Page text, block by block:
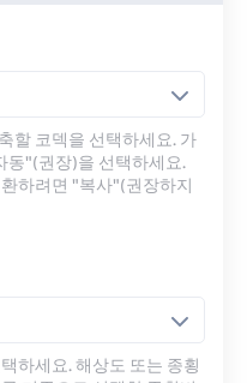
할 코덱을 선택하세요. 가
동"(권장)을 선택하세요.
하려면 "복사"(권장하지
하세요. 해상도 또는 종횡